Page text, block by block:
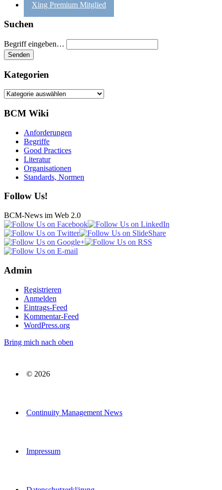
Xing Premium Mitglied
Suchen
Begriff eingeben…
Kategorien
Kategorien
BCM Wiki
Anforderungen
Begriffe
Good Practices
Literatur
Organisationen
Standards, Normen
Follow Us!
BCM-News im Web 2.0
Admin
Registrieren
Anmelden
Eintrags-Feed
Kommentar-Feed
WordPress.org
Bring mich nach oben
© 2026
Continuity Management News
Impressum